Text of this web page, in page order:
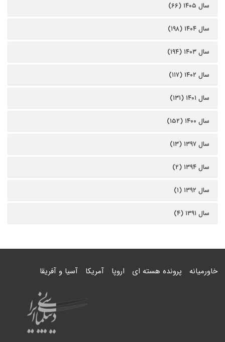
سال ۱۴۰۵ (۶۶)
سال ۱۴۰۴ (۱۹۸)
سال ۱۴۰۳ (۱۹۴)
سال ۱۴۰۲ (۱۱۷)
سال ۱۴۰۱ (۱۳۱)
سال ۱۴۰۰ (۱۵۲)
سال ۱۳۹۷ (۱۳)
سال ۱۳۹۴ (۲)
سال ۱۳۹۲ (۱)
سال ۱۳۹۱ (۴)
خاورمیانه پرونده هسته ای اروپا آمریکا آسیا و آفریقا